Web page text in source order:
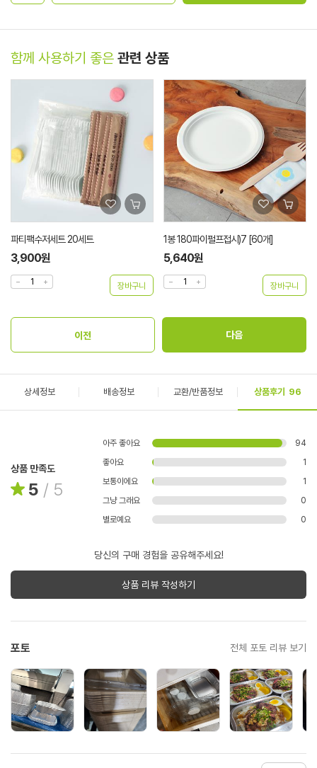
함께 사용하기 좋은 관련 상품
파티팩수저세트 20세트
3,900원
1봉 180파이펄프접시)7 [60개]
5,640원
상세정보 배송정보 교환/반품정보 상품후기 96
상품 만족도
5 / 5
아주 좋아요
94
좋아요
1
보통이에요
1
그냥 그래요
0
별로예요
0
당신의 구매 경험을 공유해주세요!
상품 리뷰 작성하기
포토 전체 포토 리뷰 보기